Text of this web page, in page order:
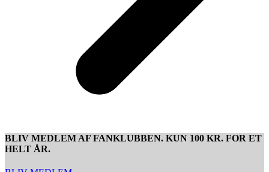
BLIV MEDLEM AF FANKLUBBEN. KUN 100 KR. FOR ET
HELT ÅR.